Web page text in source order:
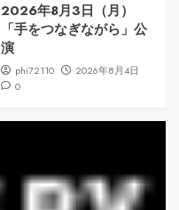
2026年8月3日（月）
「手をつなぎながら」公
演
phi72110
2026年8月4日
0